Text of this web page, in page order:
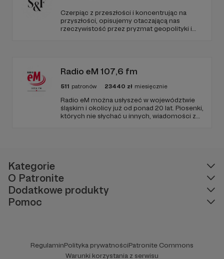
Czerpiąc z przeszłości i koncentrując na
przyszłości, opisujemy otaczającą nas
rzeczywistość przez pryzmat geopolityki i
Radio eM 107,6 fm
511 patronów 23440 zł miesięcznie
Radio eM można usłyszeć w województwie
śląskim i okolicy już od ponad 20 lat. Piosenki,
których nie słychać u innych, wiadomości z
Kategorie
O Patronite
Dodatkowe produkty
Pomoc
RegulaminPolityka prywatnościPatronite Commons
Warunki korzystania z serwisu